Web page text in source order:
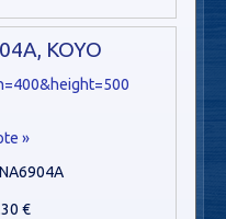
KOYO
»
€